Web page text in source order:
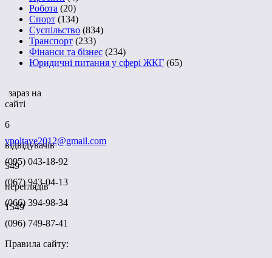
Робота (20)
Спорт (134)
Суспільство (834)
Транспорт (233)
Фінанси та бізнес (234)
Юридичні питання у сфері ЖКГ (65)
зараз на
сайті
6
відвідувачів
549
переглядів
1549
vpoltave2012@gmail.com
(095) 043-18-92
(067) 943-04-13
(066) 394-98-34
(096) 749-87-41
Правила сайту: